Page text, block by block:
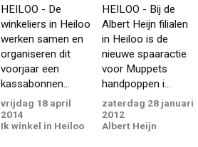
HEILOO - De
winkeliers in Heiloo
werken samen en
organiseren dit
voorjaar een
kassabonnen...
vrijdag 18 april
2014
Ik winkel in Heiloo
HEILOO - Bij de
Albert Heijn filialen
in Heiloo is de
nieuwe spaaractie
voor Muppets
handpoppen i...
zaterdag 28 januari
2012
Albert Heijn